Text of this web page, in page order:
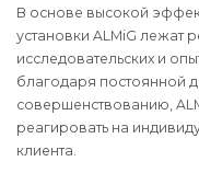
В основе высокой
установки ALMiG лежат
исследовательских и
благодаря постоянной
совершенствованию,
реагировать на
клиента.